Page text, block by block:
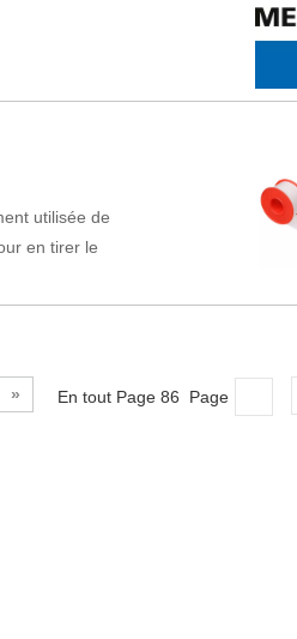
utilisée de
en tirer le
» En tout Page 86 Page